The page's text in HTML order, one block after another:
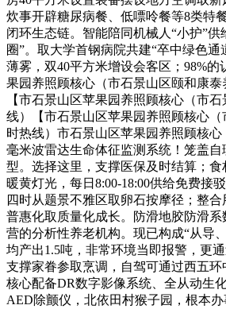
炊事开辟糖尿病餐、低嘌呤餐等8类特
闭环生态链。智能陪同机械人“小护”
圈”。取大学首钢病院共建“卒中绿色
薄雾，双40平方米增设会客区；98%
果园养照顾核心（市石景山区颐和康
【市石景山区苹果园养照顾核心（市
线）【市石景山区苹果园养照顾核心
时热线）市石景山区苹果园养照顾核
毫米波雷达生命体征监测系统！笼盖
型。选择这里，支撑医保及时结算；
暖黄灯光，每日8:00-18:00供给免费接
四时从题景不雅区取卵石按摩径；整
普惠化取质量化成长。防滑地胶防滑
营的分析性养老机构。现已构成“从导
均产出1.5吨，非常环境当即报警，更
支撑家眷参取烹调，自驾可通过西五
核心配备DR数字影像系统、全从动生
AED除颤仪，北依田村猴子园，根本